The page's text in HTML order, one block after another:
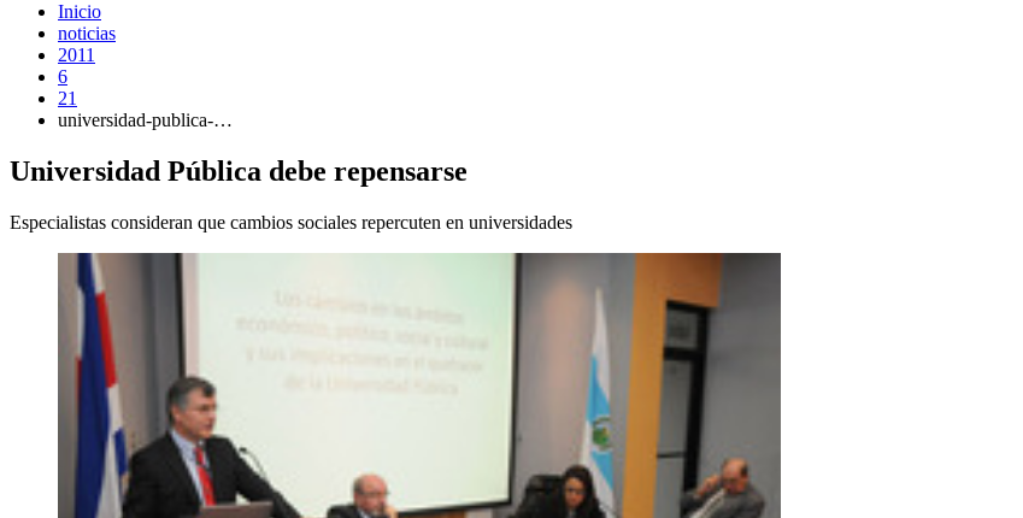
Inicio
noticias
2011
6
21
universidad-publica-…
Universidad Pública debe repensarse
Especialistas consideran que cambios sociales repercuten en universidades